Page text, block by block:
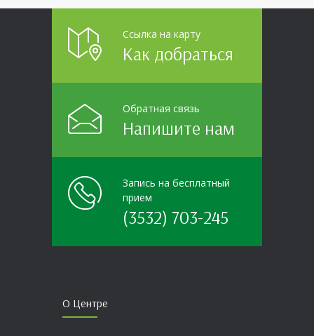
Ссылка на карту
Как добраться
Обратная связь
Напишите нам
Запись на бесплатный
прием
(3532) 703-245
О Центре